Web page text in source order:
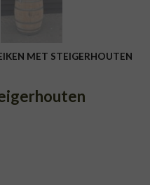
MET STEIGERHOUTEN